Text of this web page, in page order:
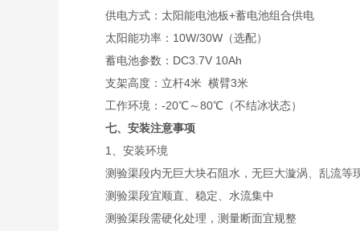
供电方式：太阳能电池板+蓄电池组合供电
太阳能功率：10W/30W（选配）
蓄电池参数：DC3.7V 10Ah
支架高度：立杆4米 横臂3米
工作环境：-20℃～80℃（不结冰状态）
七、安装注意事项
1、安装环境
测验渠段内无巨大块石阻水，无巨大漩涡、乱流等
测验渠段宜顺直、稳定、水流集中
测验渠段需硬化处理，测量断面宜规整